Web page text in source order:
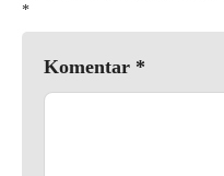
*
Komentar *